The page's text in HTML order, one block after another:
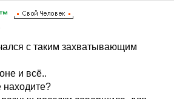
с таким захватывающим
и всё..
находите?